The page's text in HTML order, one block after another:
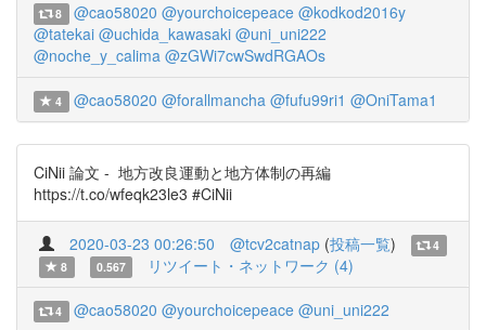
8 @cao58020 @yourchoicepeace @kodkod2016y
@tatekai @uchida_kawasaki @uni_uni222
@noche_y_calima @zGWi7cwSwdRGAOs
4 @cao58020 @forallmancha @fufu99ri1 @OniTama1
CiNii 論文 - 地方改良運動と地方体制の再編
https://t.co/wfeqk23le3 #CiNii
2020-03-23 00:26:50 @tcv2catnap (投稿一覧)
4
8
0.567 リツイート・ネットワーク (4)
4 @cao58020 @yourchoicepeace @uni_uni222